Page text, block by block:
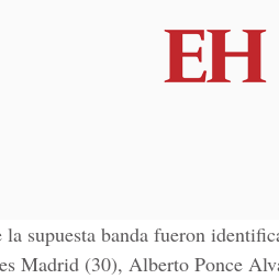
supuesta banda fueron
Madrid (30), Alberto Ponce